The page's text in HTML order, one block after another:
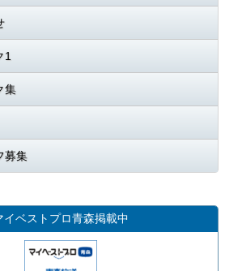
1
集
募集
イベストプロ青森掲載中